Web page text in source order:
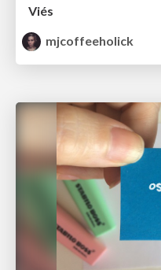
Viés
mjcoffeeholick